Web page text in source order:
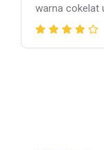
warna cokelat